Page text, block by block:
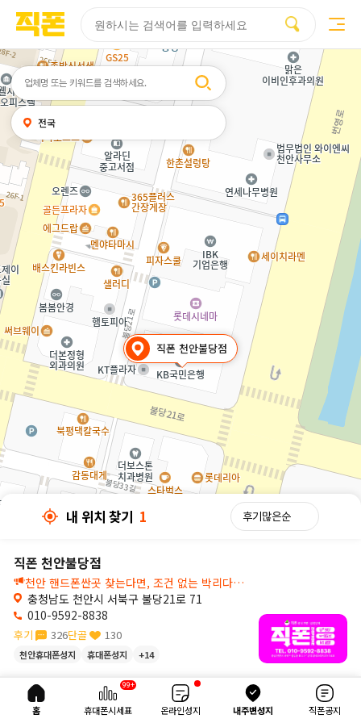
휴대폰성지시세표 성지커뮤니티
직폰 천안불당점
검색어
내
위치
찾기
전국
내 위치 찾기 1
직폰 천안불당점
천안 핸드폰싼곳 찾는다면, 조건 없는 박리다매 휴대폰성지 직폰에서!💛
충청남도 천안시 서북구 불당21로 71
010-9592-8838
후기 326단골 130
천안휴대폰성지 휴대폰성지 +14
내 위치 찾기 1
페이지
코소프트
페이지
코소프트
페이지
코소프트
페이지
코소프트
홈
99+
휴대폰시세표 온라인성지 내주변성지 직폰공지